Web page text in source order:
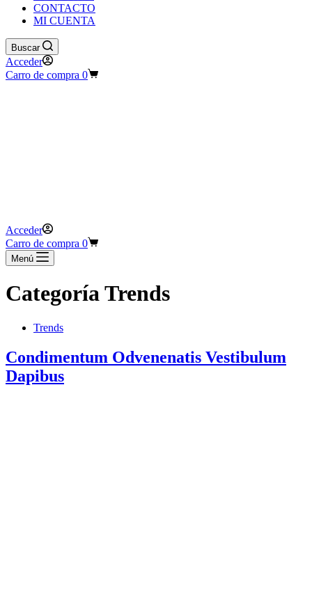
CONTACTO
MI CUENTA
Buscar
Acceder
Carro de compra 0
Acceder
Carro de compra 0
Menú
CategoríaTrends
Trends
Condimentum Odvenenatis Vestibulum
Dapibus